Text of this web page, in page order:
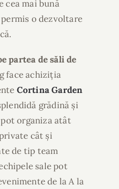
cea mai bună
o dezvoltare
partea de săli de
face achiziția
Cortina Garden
grădină și
organiza atât
cât și
de tip team
sale pot
de la A la